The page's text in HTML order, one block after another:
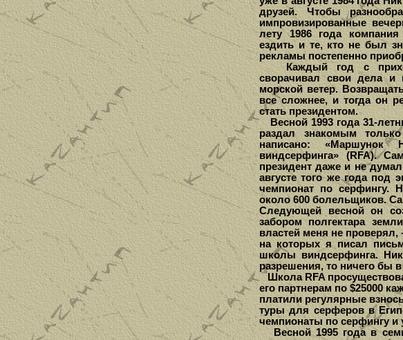
друзей. Чтобы
импровизированные
лету 1986 года
ездить и те, кто не был
рекламы постепенно
Каждый год с
сворачивал свои дела и
морской ветер.
все сложнее, и тогда он
стать президентом.
Весной 1993 года 31-
раздал знакомым
написано: «Маршунок
виндсерфинга» (RFA).
президент даже и не
августе того же года под
чемпионат по серфингу.
около 600 болельщиков.
Следующей весной он
забором полгектара
властей меня не проверял,
на которых я писал
школы виндсерфинга.
разрешения, то ничего бы
Школа RFA
его партнерам по $25000
платили регулярные
туры для серферов в
чемпионаты по серфингу и
Весной 1995 года в семи